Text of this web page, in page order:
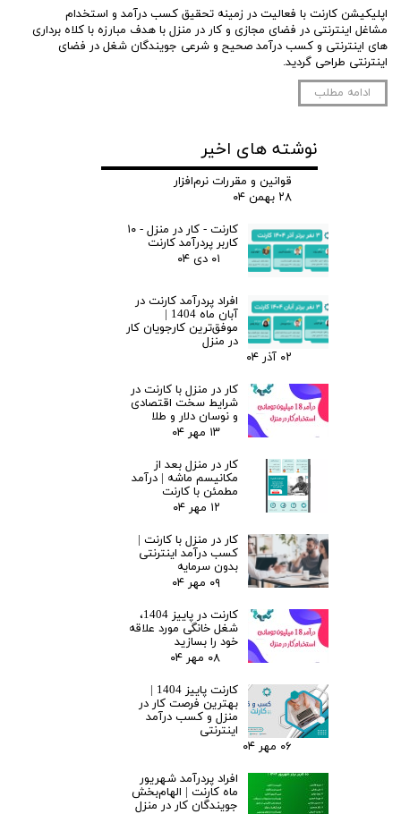
اپلیکیشن کارنت با فعالیت در زمینه تحقیق کسب درآمد و استخدام
مشاغل اینترنتی در فضای مجازی و کار در منزل با هدف مبارزه با کلاه برداری
های اینترنتی و کسب درآمد صحیح و شرعی جویندگان شغل در فضای
اینترنتی طراحی گردید.
ادامه مطلب
نوشته های اخیر
قوانین و مقررات نرم‌افزار
۲۸ بهمن ۰۴
کارنت - کار در منزل - ۱۰
کاربر پردرآمد کارنت
۰۱ دی ۰۴
افراد پردرآمد کارنت در
آبان ماه 1404 |
موفق‌ترین کارجویان کار
در منزل
۰۲ آذر ۰۴
کار در منزل با کارنت در
شرایط سخت اقتصادی
و نوسان دلار و طلا
۱۳ مهر ۰۴
کار در منزل بعد از
مکانیسم ماشه | درآمد
مطمئن با کارنت
۱۲ مهر ۰۴
کار در منزل با کارنت |
کسب درآمد اینترنتی
بدون سرمایه
۰۹ مهر ۰۴
کارنت در پاییز 1404،
شغل خانگی مورد علاقه
خود را بسازید
۰۸ مهر ۰۴
کارنت پاییز 1404 |
بهترین فرصت کار در
منزل و کسب درآمد
اینترنتی
۰۶ مهر ۰۴
افراد پردرآمد شهریور
ماه کارنت | الهام‌بخش
جویندگان کار در منزل